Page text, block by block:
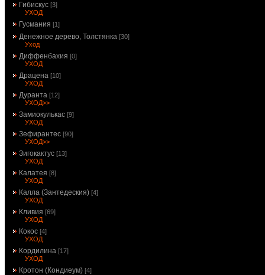
Гибискус [3]
УХОД
Гусмания [1]
Денежное дерево, Толстянка [30]
Уход
Диффенбахия [0]
УХОД
Драцена [10]
УХОД
Дуранта [12]
УХОД>>
Замиокулькас [9]
УХОД
Зефирантес [90]
УХОД>>
Зигокактус [13]
УХОД
Калатея [8]
УХОД
Калла (Зантедеския) [4]
УХОД
Кливия [69]
УХОД
Кокос [4]
УХОД
Кордилина [17]
УХОД
Кротон (Кондиеум) [4]